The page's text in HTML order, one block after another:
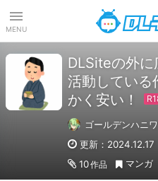
MENU
DLSiteの外
活動している
かく安い！
ゴールデンハニワ
更新：2024.12.17
10作品 マンガ